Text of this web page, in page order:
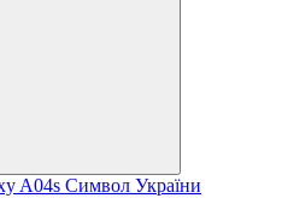
A04s Символ України